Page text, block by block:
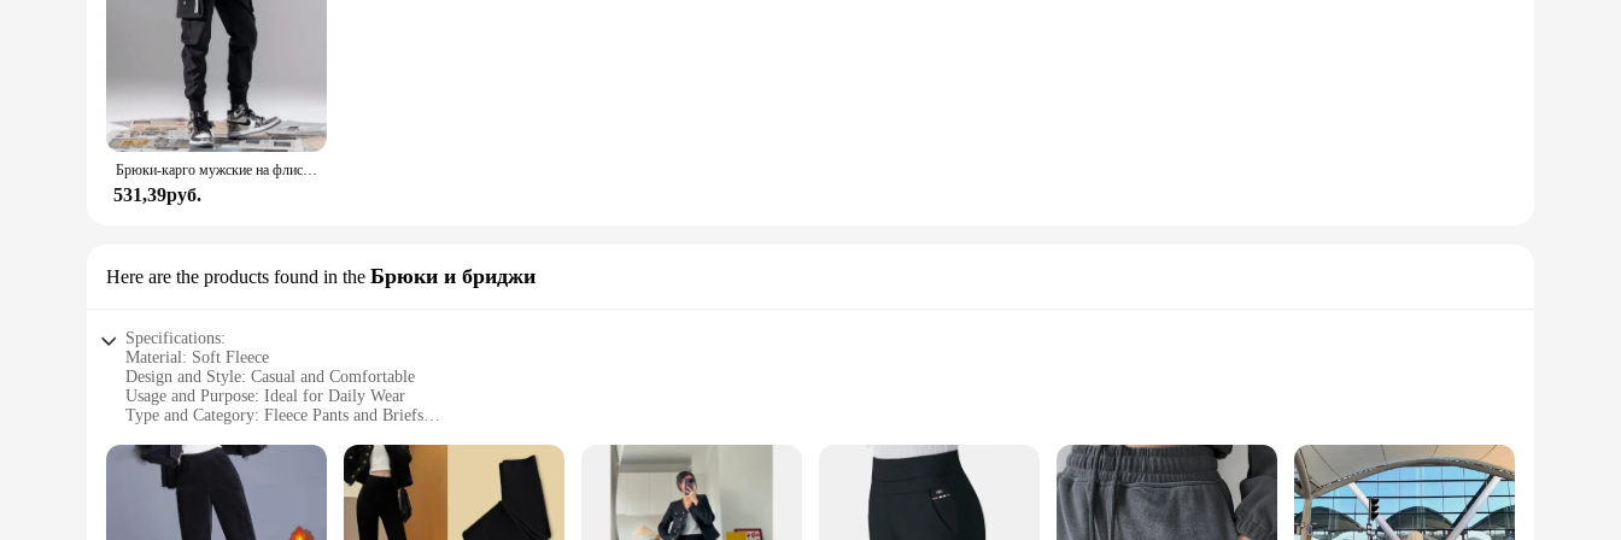
Брюки-карго мужские на флисовой подкладке, повседневные штаны свободного кроя, спортивные удобные, в Корейском стиле, модный тренд, Осень-зима
531,39руб.
Here are the products found in the Брюки и бриджи
Specifications:
Material: Soft Fleece
Design and Style: Casual and Comfortable
Usage and Purpose: Ideal for Daily Wear
Type and Category: Fleece Pants and Briefs
Shape or Size or Weight or Quantity: Available in Various Sizes and Quantities
Features:
**Comfort Meets Style**
Embrace the cozy warmth of our fleece pants and briefs, crafted from soft, breathable fleece that ensures you stay warm without compromising on comfort. The casual design and style make them